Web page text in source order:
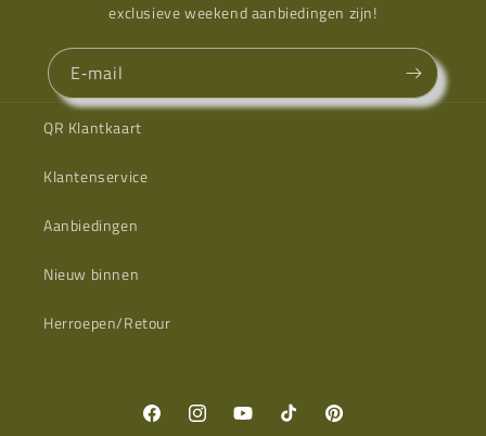
exclusieve weekend aanbiedingen zijn!
E‑mail
QR Klantkaart
Klantenservice
Aanbiedingen
Nieuw binnen
Herroepen/Retour
FacebookInstagramYouTubeTikTok Pinterest